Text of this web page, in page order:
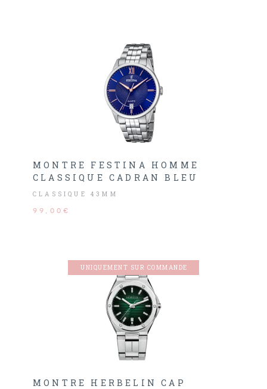
MONTRE FESTINA HOMME
CLASSIQUE CADRAN BLEU
CLASSIQUE 43MM
99,00€
UNIQUEMENT SUR COMMANDE
MONTRE HERBELIN CAP